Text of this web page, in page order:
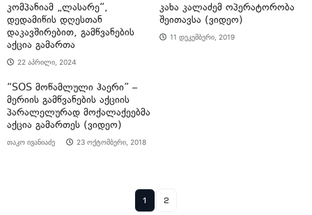
კომპანიამ „ლასარე“,
დედამიწის დღესთან
დაკავშირებით, გამწვანების
აქცია გამართა
22 აპრილი, 2024
კახა კალაძემ ოპერატორობა
შეითავსა (ვიდეო)
11 დეკემბერი, 2019
“SOS მოწამლული ჰაერი” –
მერიის გამწვანების აქციის
პარალელურად მოქალაქეებმა
აქცია გამართეს (ვიდეო)
თაკო ივანიაძე 23 ოქტომბერი, 2018
1 2